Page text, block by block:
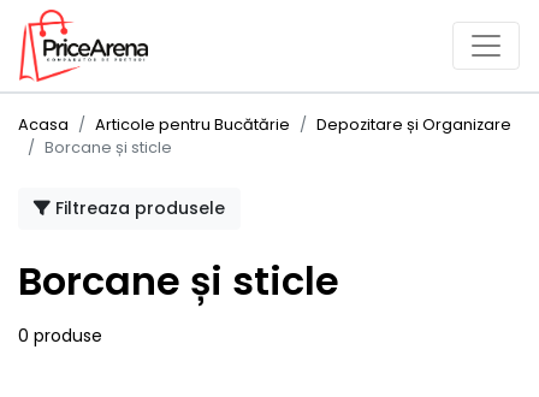
Acasa Articole pentru Bucătărie
Depozitare și Organizare
Borcane și sticle
Filtreaza produsele
Borcane și sticle
0 produse